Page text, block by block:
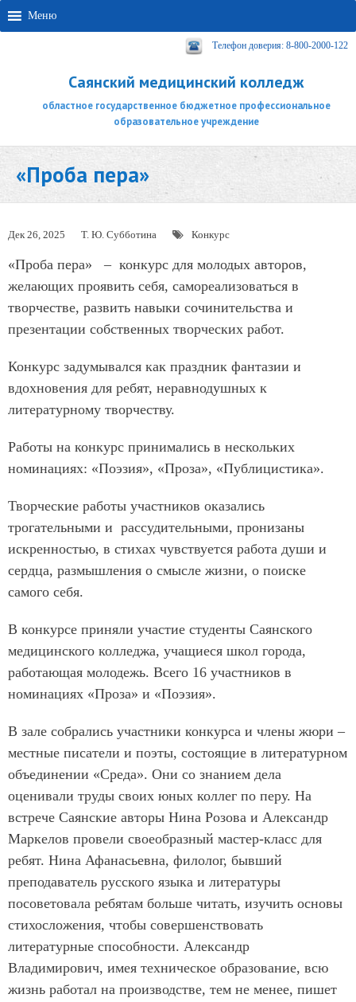
Меню
Телефон доверия: 8-800-2000-122
Саянский медицинский колледж
областное государственное бюджетное профессиональное
образовательное учреждение
«Проба пера»
Дек 26, 2025 Т. Ю. Субботина Конкурс
«Проба пера» – конкурс для молодых авторов,
желающих проявить себя, самореализоваться в
творчестве, развить навыки сочинительства и
презентации собственных творческих работ.
Конкурс задумывался как праздник фантазии и
вдохновения для ребят, неравнодушных к
литературному творчеству.
Работы на конкурс принимались в нескольких
номинациях: «Поэзия», «Проза», «Публицистика».
Творческие работы участников оказались
трогательными и рассудительными, пронизаны
искренностью, в стихах чувствуется работа души и
сердца, размышления о смысле жизни, о поиске
самого себя.
В конкурсе приняли участие студенты Саянского
медицинского колледжа, учащиеся школ города,
работающая молодежь. Всего 16 участников в
номинациях «Проза» и «Поэзия».
В зале собрались участники конкурса и члены жюри –
местные писатели и поэты, состоящие в литературном
объединении «Среда». Они со знанием дела
оценивали труды своих юных коллег по перу. На
встрече Саянские авторы Нина Розова и Александр
Маркелов провели своеобразный мастер-класс для
ребят. Нина Афанасьевна, филолог, бывший
преподаватель русского языка и литературы
посоветовала ребятам больше читать, изучить основы
стихосложения, чтобы совершенствовать
литературные способности. Александр
Владимирович, имея техническое образование, всю
жизнь работал на производстве, тем не менее, пишет